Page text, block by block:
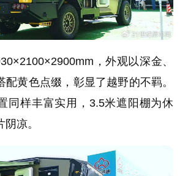
，外观以深金、
配黄色点缀，彰显了越野的不羁。
同样丰富实用，3.5米遮阳棚为休
凉。